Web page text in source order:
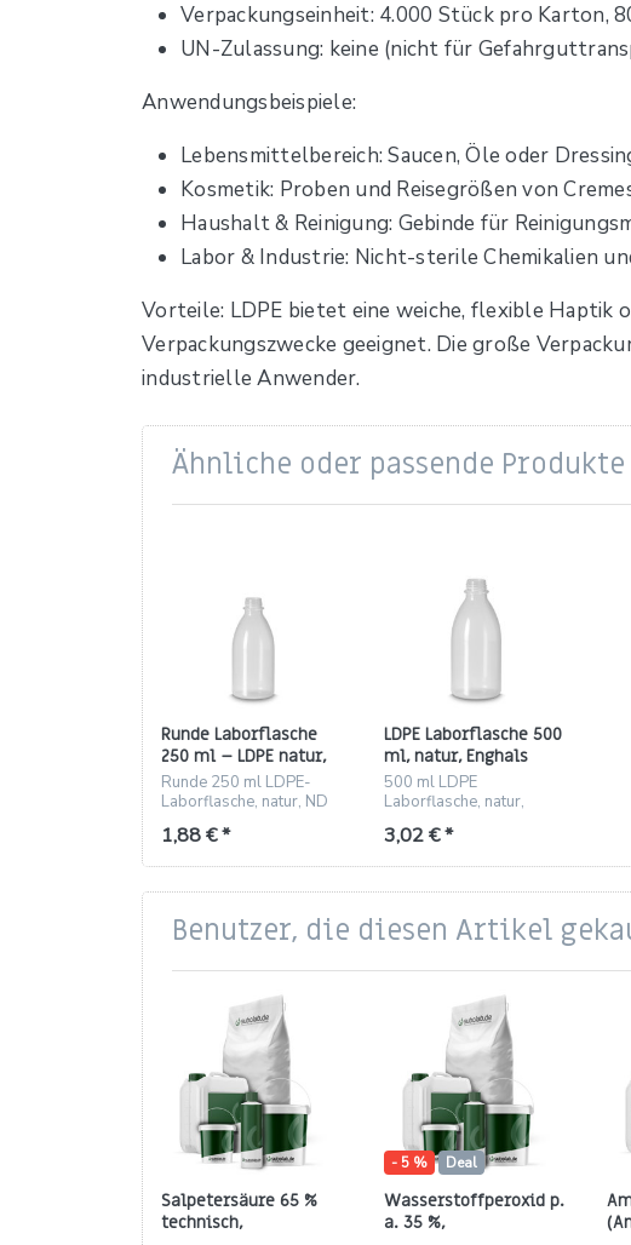
Verpackungseinheit: 4.000 Stück pro Karton,
UN-Zulassung: keine (nicht für
Anwendungsbeispiele:
Lebensmittelbereich: Saucen, Öle oder
Kosmetik: Proben und Reisegrößen von
Haushalt & Reinigung: Gebinde für
Labor & Industrie: Nicht-sterile Chemikalien
Vorteile: LDPE bietet eine weiche, flexible Haptik
Verpackungszwecke geeignet. Die große
industrielle Anwender.
Ähnliche oder passende Produkte
Runde Laborflasche
250 ml – LDPE natur,
Gewinde ND 25
Runde 250 ml LDPE-
Laborflasche, natur, ND
drückbar
1,88 € *
LDPE Laborflasche 500
ml, natur, Enghals
ND25, rund
500 ml LDPE
Laborflasche, natur,
flexibel und durchsichtig
3,02 € *
Benutzer, die diesen Artikel
Salpetersäure 65 %
technisch,
- 5 % Deal
Wasserstoffperoxid p.
a. 35 %,